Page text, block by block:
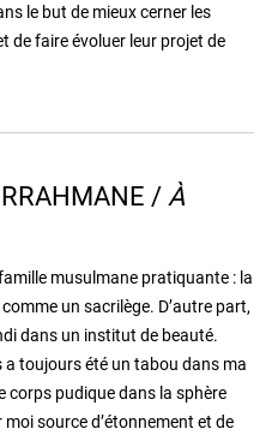
le but de mieux cerner les
de faire évoluer leur projet de
/ À
musulmane pratiquante : la
un sacrilège. D’autre part,
dans un institut de beauté.
toujours été un tabou dans ma
corps pudique dans la sphère
source d’étonnement et de